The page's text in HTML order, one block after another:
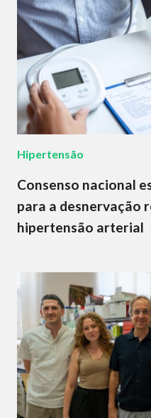
Hipertensão
Consenso nacional
para a desnervação
hipertensão arterial